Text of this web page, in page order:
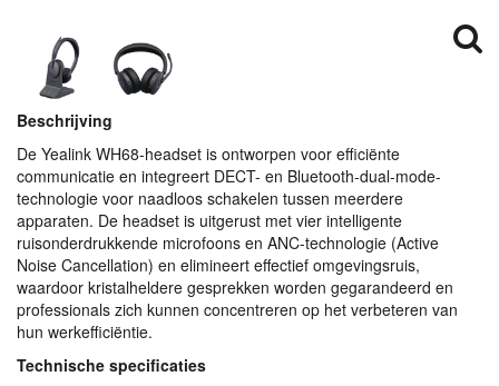
Beschrijving
De Yealink WH68-headset is ontworpen voor efficiënte
communicatie en integreert DECT- en Bluetooth-dual-mode-
technologie voor naadloos schakelen tussen meerdere
apparaten. De headset is uitgerust met vier intelligente
ruisonderdrukkende microfoons en ANC-technologie (Active
Noise Cancellation) en elimineert effectief omgevingsruis,
waardoor kristalheldere gesprekken worden gegarandeerd en
professionals zich kunnen concentreren op het verbeteren van
hun werkefficiëntie.
Technische specificaties